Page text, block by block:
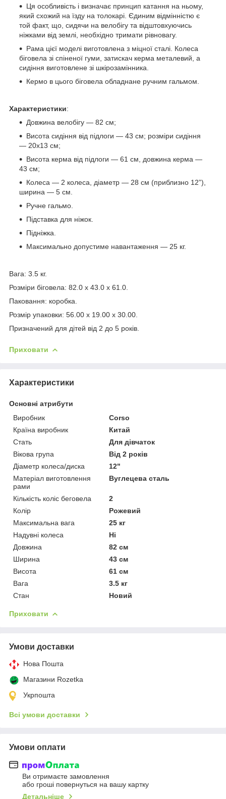
Ця особливість і визначає принцип катання на ньому,
який схожий на їзду на толокарі. Єдиним відмінністю є
той факт, що, сидячи на велобігу та відштовхуючись
ніжками від землі, необхідно тримати рівновагу.
Рама цієї моделі виготовлена з міцної сталі. Колеса
біговела зі спіненої гуми, затискач керма металевий, а
сидіння виготовлене зі шкірозамінника.
Кермо в цього біговела обладнане ручним гальмом.
Характеристики:
Довжина велобігу — 82 см;
Висота сидіння від підлоги — 43 см; розміри сидіння
— 20х13 см;
Висота керма від підлоги — 61 см, довжина керма —
43 см;
Колеса — 2 колеса, діаметр — 28 см (приблизно 12”),
ширина — 5 см.
Ручне гальмо.
Підставка для ніжок.
Підніжка.
Максимально допустиме навантаження — 25 кг.
Вага: 3.5 кг.
Розміри біговела: 82.0 x 43.0 x 61.0.
Паковання: коробка.
Розмір упаковки: 56.00 x 19.00 x 30.00.
Призначений для дітей від 2 до 5 років.
Приховати
Характеристики
Основні атрибути
Виробник
Corso
Країна виробник
Китай
Стать
Для дівчаток
Вікова група
Від 2 років
Діаметр колеса/диска
12"
Матеріал виготовлення
рами
Вуглецева сталь
Кількість коліс беговела
2
Колір
Рожевий
Максимальна вага
25 кг
Надувні колеса
Ні
Довжина
82 см
Ширина
43 см
Висота
61 см
Вага
3.5 кг
Стан
Новий
Приховати
Умови доставки
Нова Пошта
Магазини Rozetka
Укрпошта
Всі умови доставки
Умови оплати
Ви отримаєте замовлення
або гроші повернуться на вашу картку
Детальніше